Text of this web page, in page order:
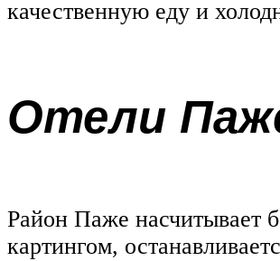
качественную еду и
Отели
Район Паже насчитывает
картингом,